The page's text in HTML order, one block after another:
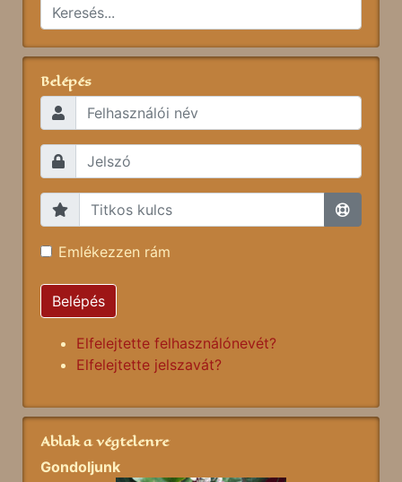
Belépés
Emlékezzen rám
Belépés
Elfelejtette felhasználónevét?
Elfelejtette jelszavát?
Ablak a végtelenre
Gondoljunk